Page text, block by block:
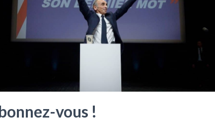
vous !